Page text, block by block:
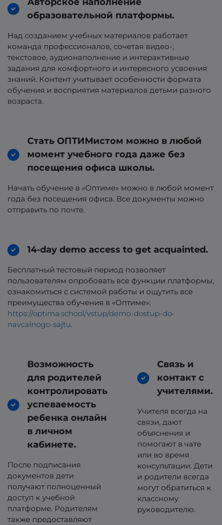
образовательной платформы.
Над созданием учебных материалов работает
команда профессионалов, сочетая видео-,
текстовое, аудионаполнение и интерактивные
задания для комфортного и интересного усвоения
знаний. Контент учитывает особенности формата
обучения и восприятия материалов детьми разного
возраста.
Стать ОПТИМистом можно в любой
момент учебного года даже без
посещения офиса школы.
Начать обучение в «Оптиме» можно в любой момент
года без посещения офиса. Все документы можно
отправить по почте.
14-day demo access to get acquainted.
Бесплатный тестовый период позволяет
пользователям опробовать все функции платформы,
ознакомиться с системой работы и ощутить все
преимущества обучения в «Оптиме»:
https://optima.school/vstup/demo-dostup-do-
navcalnogo-sajtu.
Возможность
для родителей
контролировать
успеваемость
ребенка онлайн
в личном
кабинете.
После подписания
документов дети
получают полноценный
доступ к учебной
платформе. Родителям
также предоставляют
Связь и
контакт с
учителями.
Учителя всегда на
связи, дают
объяснения и
помогают в чате
или во время
консультации. Дети
и родители всегда
могут обратиться к
классному
руководителю.